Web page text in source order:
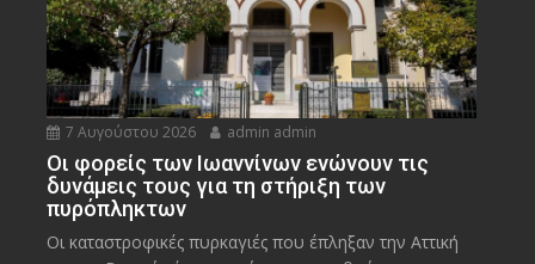
7 Αυγούστου 2026 admin admin
Οι φορείς των Ιωαννίνων ενώνουν τις
δυνάμεις τους για τη στήριξη των
πυρόπληκτων
Οι καταστροφικές πυρκαγιές που έπληξαν την Αττική